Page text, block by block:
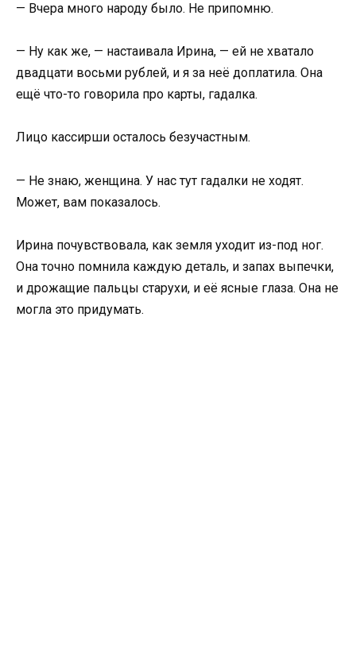
— Вчера много народу было. Не припомню.
— Ну как же, — настаивала Ирина, — ей не хватало
двадцати восьми рублей, и я за неё доплатила. Она
ещё что-то говорила про карты, гадалка.
Лицо кассирши осталось безучастным.
— Не знаю, женщина. У нас тут гадалки не ходят.
Может, вам показалось.
Ирина почувствовала, как земля уходит из-под ног.
Она точно помнила каждую деталь, и запах выпечки,
и дрожащие пальцы старухи, и её ясные глаза. Она не
могла это придумать.